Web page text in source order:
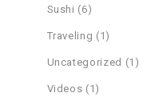
Sushi (6)
Traveling (1)
Uncategorized (1)
Videos (1)